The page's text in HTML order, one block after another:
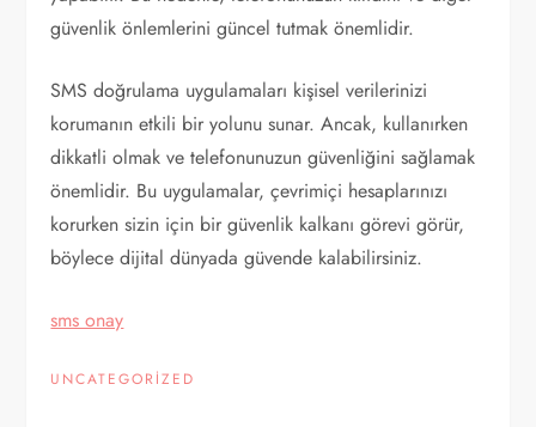
güvenlik önlemlerini güncel tutmak önemlidir.
SMS doğrulama uygulamaları kişisel verilerinizi
korumanın etkili bir yolunu sunar. Ancak, kullanırken
dikkatli olmak ve telefonunuzun güvenliğini sağlamak
önemlidir. Bu uygulamalar, çevrimiçi hesaplarınızı
korurken sizin için bir güvenlik kalkanı görevi görür,
böylece dijital dünyada güvende kalabilirsiniz.
sms onay
UNCATEGORIZED